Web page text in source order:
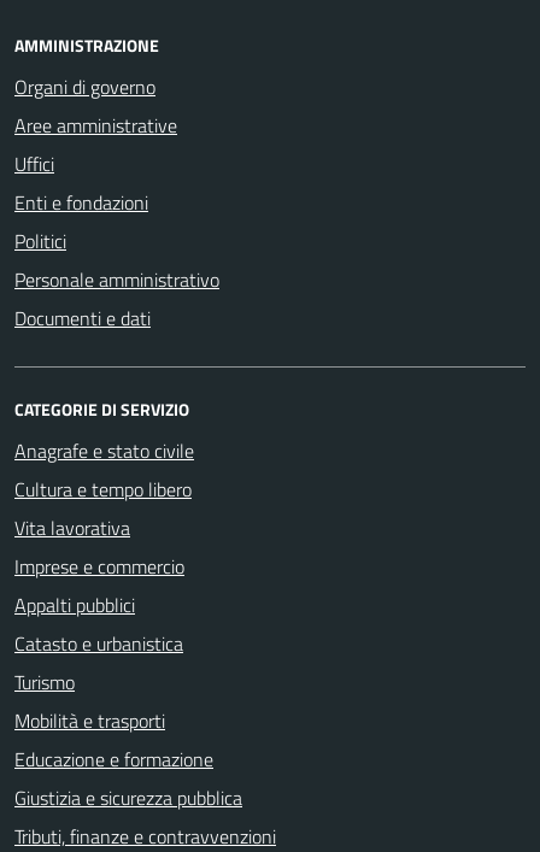
AMMINISTRAZIONE
Organi di governo
Aree amministrative
Uffici
Enti e fondazioni
Politici
Personale amministrativo
Documenti e dati
CATEGORIE DI SERVIZIO
Anagrafe e stato civile
Cultura e tempo libero
Vita lavorativa
Imprese e commercio
Appalti pubblici
Catasto e urbanistica
Turismo
Mobilità e trasporti
Educazione e formazione
Giustizia e sicurezza pubblica
Tributi, finanze e contravvenzioni